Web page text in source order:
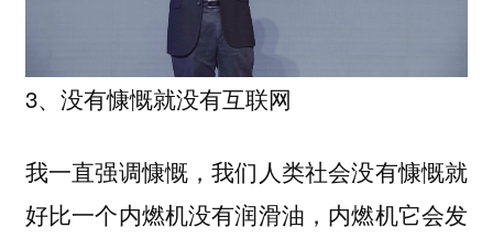
3、没有慷慨就没有互联网
我一直强调慷慨，我们人类社会没有慷慨就
好比一个内燃机没有润滑油，内燃机它会发